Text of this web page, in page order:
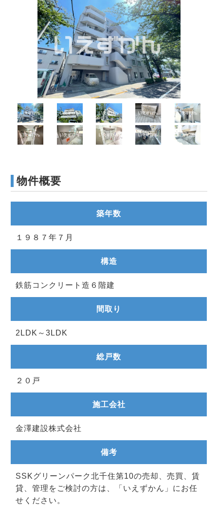
物件概要
築年数
１９８７年７月
構造
鉄筋コンクリート造６階建
間取り
2LDK～3LDK
総戸数
２０戸
施工会社
金澤建設株式会社
備考
SSKグリーンパーク北千住第10の売却、売買、賃
貸、管理をご検討の方は、「いえずかん」にお任
せください。